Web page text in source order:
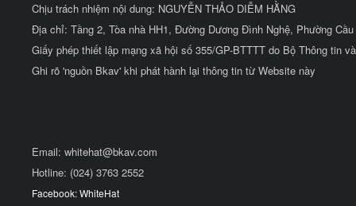
Chịu trách nhiệm nội dung: NGUYỄN THẢO DIỄM HẰNG
Địa chỉ: Tầng 2, Tòa nhà HH1, Đường Dương Đình Nghệ, Phường
Giấy phép thiết lập mạng xã hội số 355/GP-BTTTT do Bộ Thông tin
Ghi rõ 'nguồn Bkav' khi phát hành lại thông tin từ Website này
Email: whitehat@bkav.com
Hotline: (024) 3763 2552
Facebook: WhiteHat